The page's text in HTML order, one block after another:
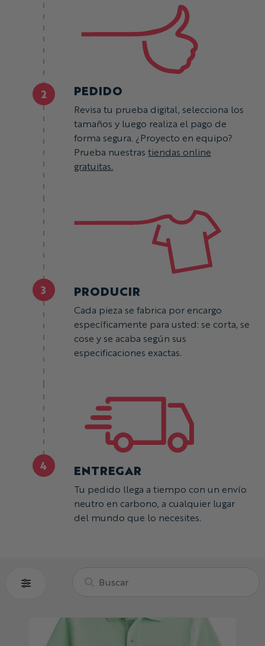
2 PEDIDO
Revisa tu prueba digital, selecciona los
tamaños y luego realiza el pago de
forma segura. ¿Proyecto en equipo?
Prueba nuestrastiendas online
gratuitas.
3 PRODUCIR
Cada pieza se fabrica por encargo
específicamente para usted: se corta, se
cose y se acaba según sus
especificaciones exactas.
4 ENTREGAR
Tu pedido llega a tiempo con un envío
neutro en carbono, a cualquier lugar
del mundo que lo necesites.